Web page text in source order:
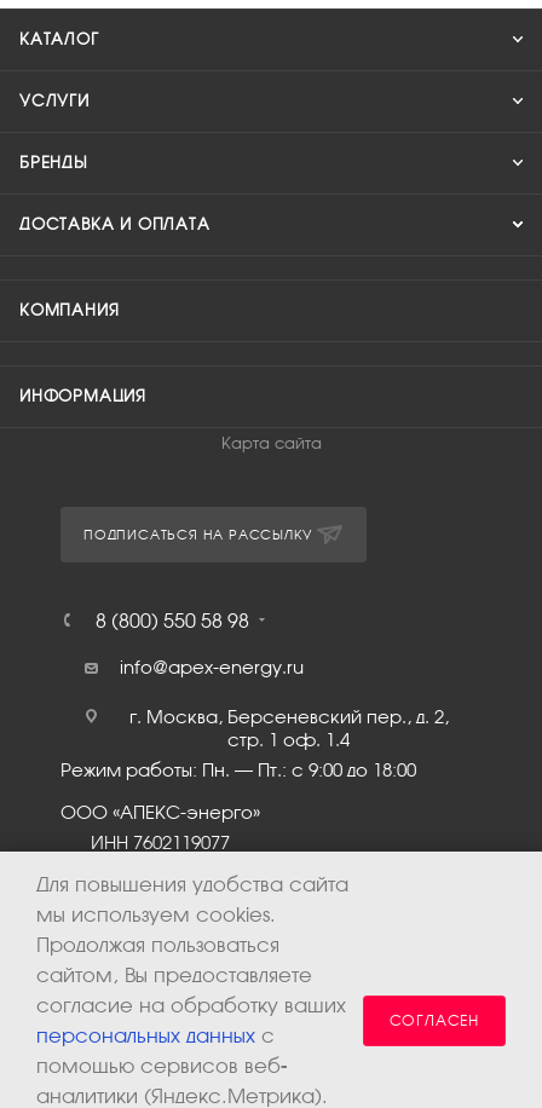
КАТАЛОГ
УСЛУГИ
БРЕНДЫ
ДОСТАВКА И ОПЛАТА
КОМПАНИЯ
ИНФОРМАЦИЯ
Карта сайта
ПОДПИСАТЬСЯ НА РАССЫЛКУ
8 (800) 550 58 98
info@apex-energy.ru
г. Москва, Берсеневский пер., д. 2,
стр. 1 оф. 1.4
Режим работы: Пн. – Пт.: с 9:00 до 18:00
ООО «АПЕКС-энерго»
ИНН 7602119077
Для повышения удобства сайта
мы используем cookies.
Продолжая пользоваться
сайтом, Вы предоставляете
согласие на обработку ваших
персональных данных с
помощью сервисов веб-
аналитики (Яндекс.Метрика).
СОГЛАСЕН